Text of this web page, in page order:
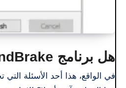
هل برنامج HandBrake أمن ؟
في الواقع، هذا أحد الأسئلة